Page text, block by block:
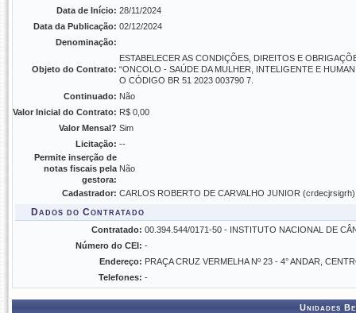
Data de Início: 28/11/2024
Data da Publicação: 02/12/2024
Denominação:
Objeto do Contrato:
ESTABELECER AS CONDIÇÕES, DIREITOS E
“ONCOLO - SAÚDE DA MULHER, INTELIGENTE E
O CÓDIGO BR 51 2023 003790 7.
Continuado: Não
Valor Inicial do Contrato: R$ 0,00
Valor Mensal? Sim
Licitação: --
Permite inserção de
notas fiscais pela
gestora:
Não
Cadastrador: CARLOS ROBERTO DE CARVALHO JUNIOR (crdecjrsigrh)
Dados do Contratado
Contratado: 00.394.544/0171-50 - INSTITUTO NACIONAL DE
Número do CEI: -
Endereço: PRAÇA CRUZ VERMELHA Nº 23 - 4° ANDAR,
Telefones: -
Unidades